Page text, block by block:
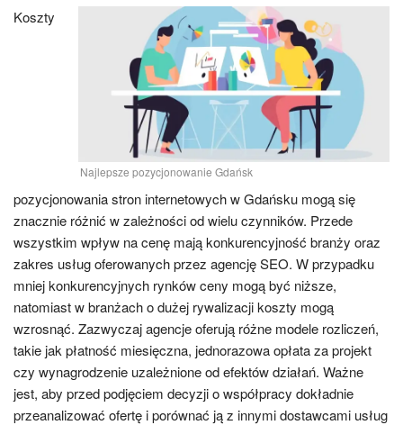
Najlepsze pozycjonowanie Gdańsk
Koszty
pozycjonowania stron internetowych w Gdańsku mogą się
znacznie różnić w zależności od wielu czynników. Przede
wszystkim wpływ na cenę mają konkurencyjność branży oraz
zakres usług oferowanych przez agencję SEO. W przypadku
mniej konkurencyjnych rynków ceny mogą być niższe,
natomiast w branżach o dużej rywalizacji koszty mogą
wzrosnąć. Zazwyczaj agencje oferują różne modele rozliczeń,
takie jak płatność miesięczna, jednorazowa opłata za projekt
czy wynagrodzenie uzależnione od efektów działań. Ważne
jest, aby przed podjęciem decyzji o współpracy dokładnie
przeanalizować ofertę i porównać ją z innymi dostawcami usług